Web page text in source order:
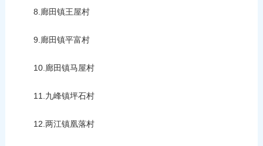
8.廊田镇王屋村
9.廊田镇平富村
10.廊田镇马屋村
11.九峰镇坪石村
12.两江镇凰落村